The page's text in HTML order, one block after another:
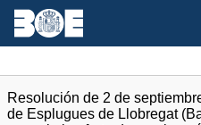
Resolución de 2 de
de Esplugues de Llobregat